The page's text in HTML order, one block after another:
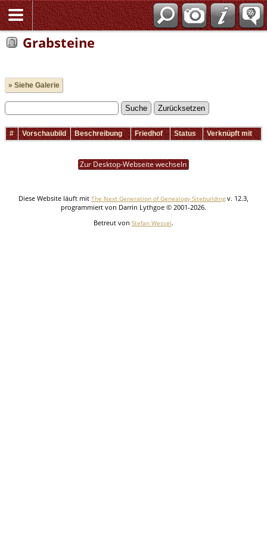
Grabsteine
» Siehe Galerie
# Vorschaubild Beschreibung Friedhof Status Verknüpft mit
Zur Desktop-Webseite wechseln
Diese Website läuft mit The Next Generation of Genealogy Sitebuilding v. 12.3,
programmiert von Darrin Lythgoe © 2001-2026.
Betreut von Stefan Wessel.